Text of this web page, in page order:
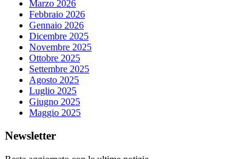
Marzo 2026
Febbraio 2026
Gennaio 2026
Dicembre 2025
Novembre 2025
Ottobre 2025
Settembre 2025
Agosto 2025
Luglio 2025
Giugno 2025
Maggio 2025
Newsletter